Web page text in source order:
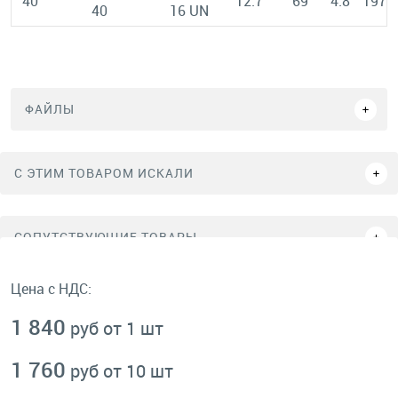
40
16 UN
ФАЙЛЫ
C ЭТИМ ТОВАРОМ ИСКАЛИ
СОПУТСТВУЮЩИЕ ТОВАРЫ
Цена с НДС:
1 840 руб от 1 шт
1 760 руб от 10 шт